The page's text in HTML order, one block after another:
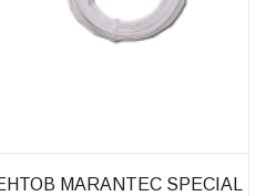
MARANTEC SPECIAL